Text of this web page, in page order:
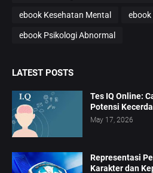
ebook Kesehatan Mental ebook
ebook Psikologi Abnormal
LATEST POSTS
Tes IQ Online:
Potensi
May 17, 2026
Representasi
Karakter dan